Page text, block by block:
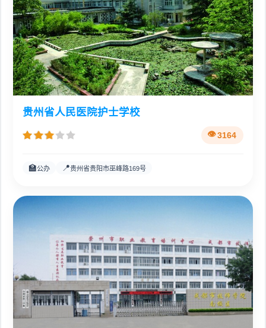
贵州省人民医院护士学校
3164
🏫公办 📍贵州省贵阳市巫峰路169号